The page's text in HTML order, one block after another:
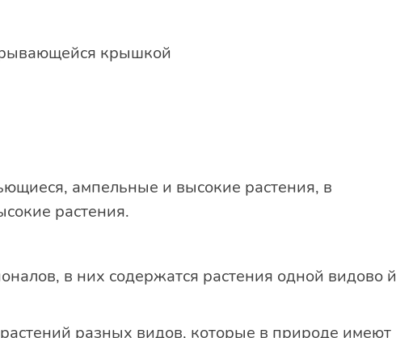
крышкой
ампельные и высокие растения, в
растения.
в них содержатся растения одной видово й
разных видов, которые в природе имеют